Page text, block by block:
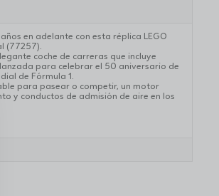
en adelante con esta réplica LEGO
(77257).
coche de carreras que incluye
para celebrar el 50 aniversario de
de Fórmula 1.
para pasear o competir, un motor
y conductos de admisión de aire en los